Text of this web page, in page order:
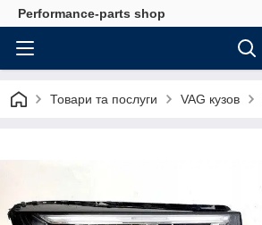
Performance-parts shop
Товари та послуги VAG кузов